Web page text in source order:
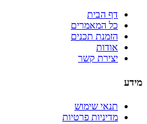
דף הבית
כל המאמרים
הזמנת תכנים
אודות
יצירת קשר
מידע
תנאי שימוש
מדיניות פרטיות